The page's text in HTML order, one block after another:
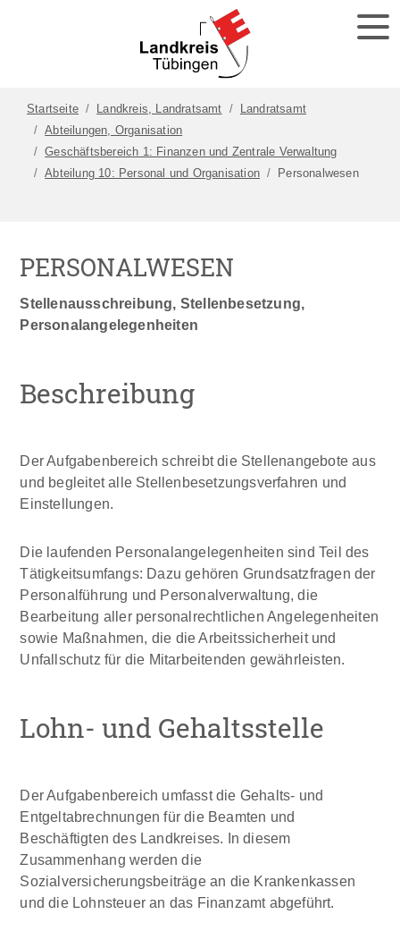
Startseite Landkreis, Landratsamt
Landratsamt
Abteilungen, Organisation
Geschäftsbereich 1: Finanzen und Zentrale Verwaltung
Abteilung 10: Personal und Organisation
Personalwesen
PERSONALWESEN
Stellenausschreibung, Stellenbesetzung,
Personalangelegenheiten
Beschreibung
Der Aufgabenbereich schreibt die Stellenangebote aus
und begleitet alle Stellenbesetzungsverfahren und
Einstellungen.
Die laufenden Personalangelegenheiten sind Teil des
Tätigkeitsumfangs: Dazu gehören Grundsatzfragen der
Personalführung und Personalverwaltung, die
Bearbeitung aller personalrechtlichen Angelegenheiten
sowie Maßnahmen, die die Arbeitssicherheit und
Unfallschutz für die Mitarbeitenden gewährleisten.
Lohn- und Gehaltsstelle
Der Aufgabenbereich umfasst die Gehalts- und
Entgeltabrechnungen für die Beamten und
Beschäftigten des Landkreises. In diesem
Zusammenhang werden die
Sozialversicherungsbeiträge an die Krankenkassen
und die Lohnsteuer an das Finanzamt abgeführt.